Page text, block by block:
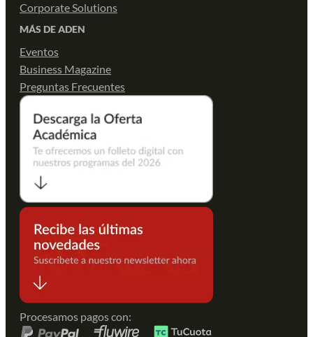
Corporate Solutions
MÁS DE ADEN
Eventos
Business Magazine
Preguntas Frecuentes
Procesamos pagos con: